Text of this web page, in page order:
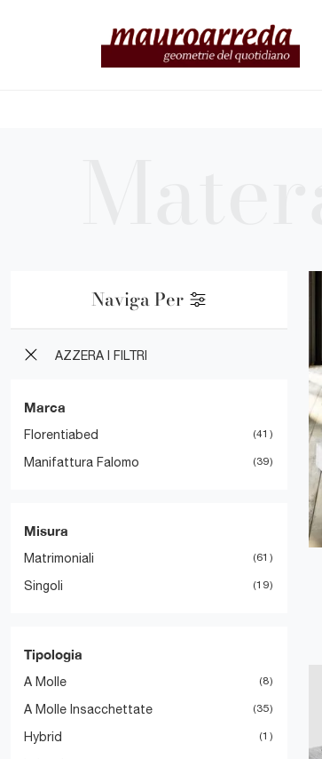
Naviga Per
AZZERA I FILTRI
Marca
Florentiabed 41
Manifattura Falomo 39
Misura
Matrimoniali 61
Singoli 19
Tipologia
A Molle 8
A Molle Insacchettate 35
Hybrid 1